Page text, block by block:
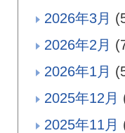
2026年3月
2026年2月
2026年1月
2025年12月
2025年11月